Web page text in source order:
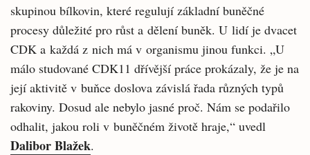
skupinou bílkovin, které regulují základní buněčné
procesy důležité pro růst a dělení buněk. U lidí je dvacet
CDK a každá z nich má v organismu jinou funkci. „U
málo studované CDK11 dřívější práce prokázaly, že je na
její aktivitě v buňce doslova závislá řada různých typů
rakoviny. Dosud ale nebylo jasné proč. Nám se podařilo
odhalit, jakou roli v buněčném životě hraje,“ uvedl
Dalibor Blažek.